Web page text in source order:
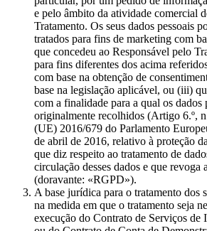
e pelo âmbito da atividade comercial
Tratamento. Os seus dados pessoais
tratados para fins de marketing com
que concedeu ao Responsável pelo
para fins diferentes dos acima
com base na obtenção de
base na legislação aplicável, ou (iii)
com a finalidade para a qual os dados
originalmente recolhidos (Artigo 6.º,
(UE) 2016/679 do Parlamento
de abril de 2016, relativo à proteção
que diz respeito ao tratamento de
circulação desses dados e que
(doravante: «RGPD»).
A base jurídica para o tratamento dos
na medida em que o tratamento seja
execução do Contrato de Serviços de